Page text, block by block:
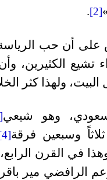
[2]
.
أن حب الرياسة،
تشيع الكثيرين،
ولهذا كثر
وهو شيعي[3]
وسبعين فرقة[4]
في القرن
الرافضي مير باقر